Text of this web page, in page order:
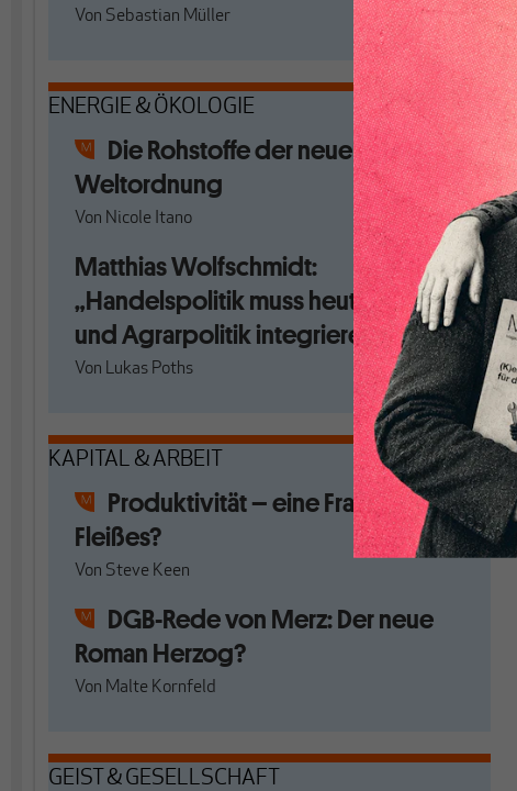
Von Sebastian Müller
ENERGIE & ÖKOLOGIE
Die Rohstoffe der neuen
Weltordnung
Von Nicole Itano
Matthias Wolfschmidt:
„Handelspolitik muss heute Umwelt-
und Agrarpolitik integrieren“
Von Lukas Poths
KAPITAL & ARBEIT
Produktivität – eine Frage des
Fleißes?
Von Steve Keen
DGB-Rede von Merz: Der neue
Roman Herzog?
Von Malte Kornfeld
GEIST & GESELLSCHAFT